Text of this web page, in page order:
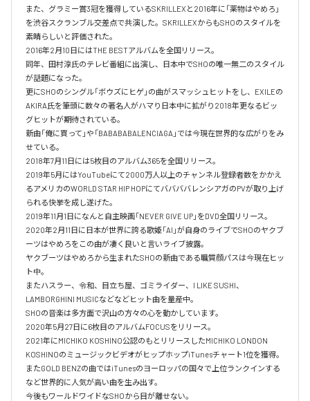
また、グラミー賞3冠を獲得しているSKRILLEXと2016年に「薬物はやめろ」
を渋谷スクランブル交差点で共演した。SKRILLEXからもSHOのスタイルを
素晴らしいと評価された。
2016年2月10日にはTHE BESTアルバムを全国リリース。
同年、田村淳氏のテレビ番組に出演し、日本中でSHOの唯一無二のスタイル
が話題になった。
更にSHOのシングル「ボウズにヒゲ」の曲がスマッシュヒットをし、EXILEの
AKIRA氏を筆頭に数々の著名人がハマり日本中に拡がり2018年更なるビッ
グヒットが期待されている。
新曲「俺に買って」や「BABABABALENCIAGA」では今現在世界的な広がりをみ
せている。
2018年7月11日には5枚目のアルバム365を全国リリース。
2019年5月にはYouTubeにて2000万人以上のチャンネル登録者数をかかえ
るアメリカのWORLD STAR HIP HOPにてババババレンシアガのPVが取り上げ
られる快挙を成し遂げた。
2019年11月1日になんと自主映画「NEVER GIVE UP」をDVD全国リリース。
2020年2月11日に日本が世界に誇る歌姫「AI」が自身のライブでSHOのヤクブ
ーツはやめろをこの曲が凄く良いと言いライブ披露。
ヤクブーツはやめろから生まれたSHOの新曲である職質顔パスは今現在ヒッ
ト中。
またハスラー、令和、目立ち屋、ゴミライダー、I LIKE SUSHI、
LAMBORGHINI MUSICなどなどヒット曲を量産中。
SHOの音楽は多方面で沢山の方々の心を動かしています。
2020年5月27日に6枚目のアルバムFOCUSをリリース。
2021年にMICHIKO KOSHINO公認のもとリリースしたMICHIKO LONDON
KOSHINOのミュージックビデオがヒップホップiTunesチャート1位を獲得。
またGOLD BENZの曲ではiTunesのヨーロッパの国々で上位ランクインする
など世界的に人気が高い曲を生み出す。
今後もワールドワイドなSHOから目が離せない。